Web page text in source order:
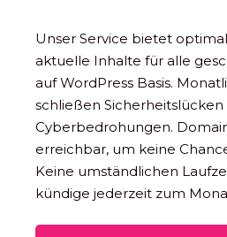
Unser Service bietet
aktuelle Inhalte für alle
auf WordPress Basis.
schließen
Cyberbedrohungen.
erreichbar, um keine
Keine umständlichen
kündige jederzeit zum